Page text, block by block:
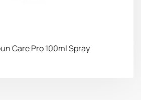
Care Pro 100ml Spray